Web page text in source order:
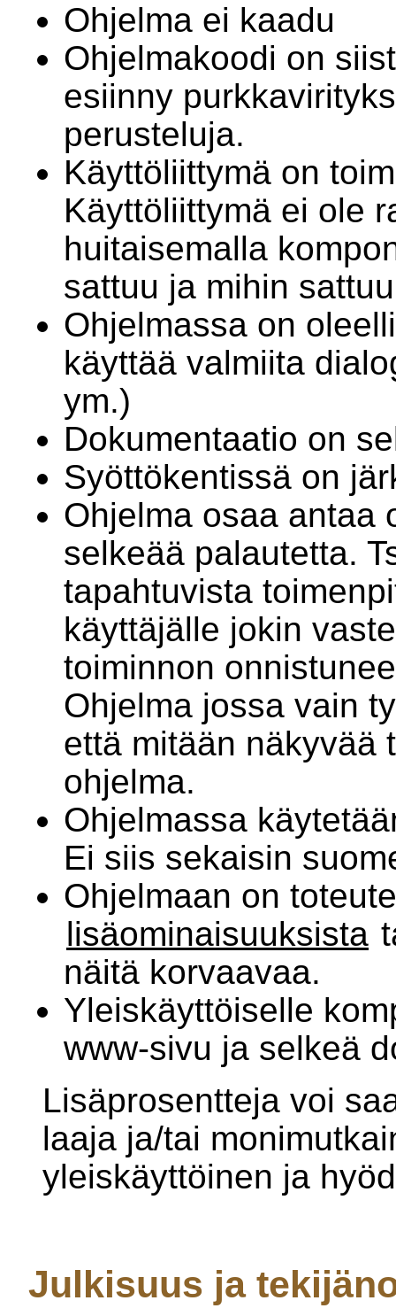
Ohjelma ei kaadu
Ohjelmakoodi on
esiinny
perusteluja.
Käyttöliittymä on
Käyttöliittymä ei ole
huitaisemalla
sattuu ja mihin
Ohjelmassa on
käyttää valmiita
ym.)
Dokumentaatio on
Syöttökentissä on
Ohjelma osaa antaa
selkeää palautetta.
tapahtuvista
käyttäjälle jokin
toiminnon
Ohjelma jossa vain
että mitään näkyvää
ohjelma.
Ohjelmassa
Ei siis sekaisin
Ohjelmaan on
lisäominaisuuksista
näitä korvaavaa.
Yleiskäyttöiselle
www-sivu ja selkeä
Lisäprosentteja voi
laaja ja/tai
yleiskäyttöinen ja
Julkisuus ja